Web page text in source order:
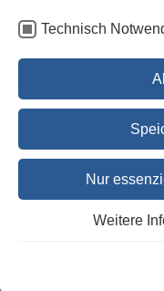
Technisch
Nur
Weitere
SCHOTT
Sonn- und